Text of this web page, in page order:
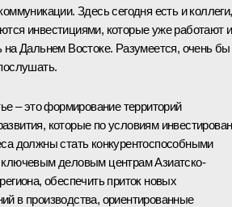
Здесь сегодня есть и коллеги,
инвестициями, которые уже работают
на Дальнем Востоке. Разумеется, очень бы
– это формирование территорий
которые по условиям
должны стать конкурентоспособными
деловым центрам Азиатско-
обеспечить приток новых
в производства, ориентированные